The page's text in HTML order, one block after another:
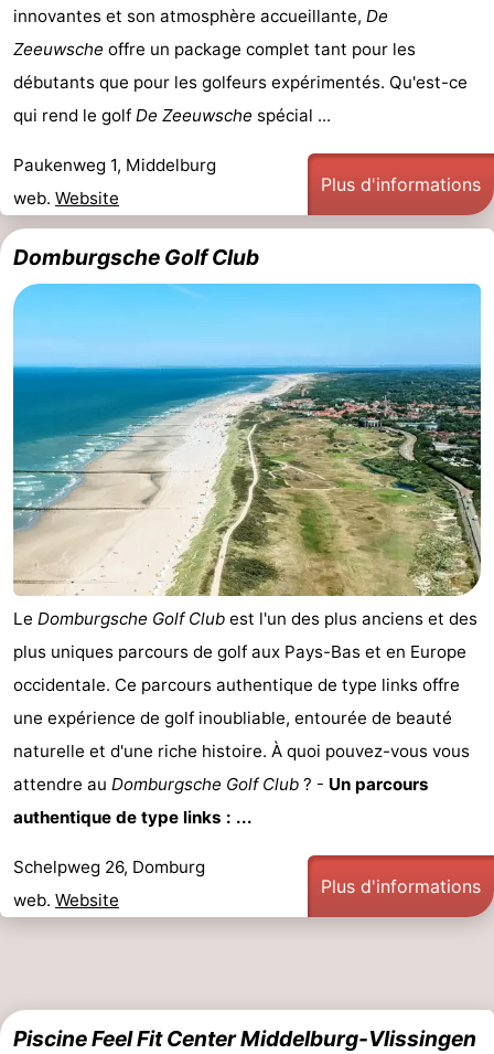
innovantes et son atmosphère accueillante, De
Zeeuwsche offre un package complet tant pour les
débutants que pour les golfeurs expérimentés. Qu'est-ce
qui rend le golf De Zeeuwsche spécial ...
Paukenweg 1, Middelburg
web. Website
Plus d'informations
Domburgsche Golf Club
Le Domburgsche Golf Club est l'un des plus anciens et des
plus uniques parcours de golf aux Pays-Bas et en Europe
occidentale. Ce parcours authentique de type links offre
une expérience de golf inoubliable, entourée de beauté
naturelle et d'une riche histoire. À quoi pouvez-vous vous
attendre au Domburgsche Golf Club ? - Un parcours
authentique de type links : ...
Schelpweg 26, Domburg
web. Website
Plus d'informations
Piscine Feel Fit Center Middelburg-Vlissingen